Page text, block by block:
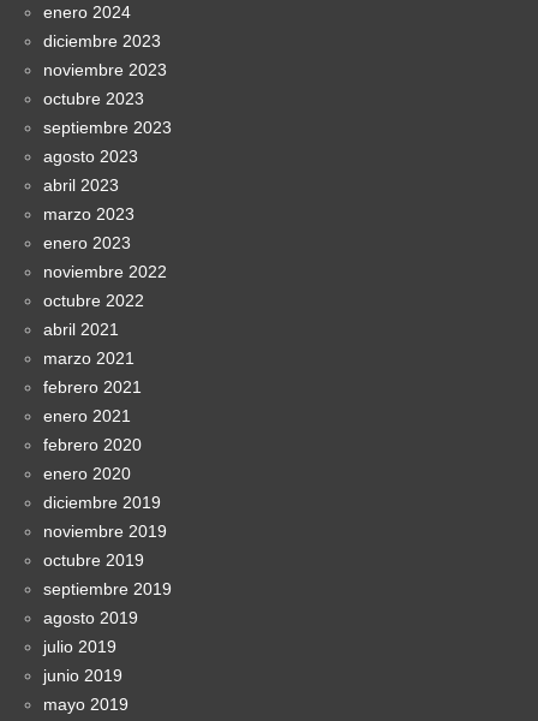
enero 2024
diciembre 2023
noviembre 2023
octubre 2023
septiembre 2023
agosto 2023
abril 2023
marzo 2023
enero 2023
noviembre 2022
octubre 2022
abril 2021
marzo 2021
febrero 2021
enero 2021
febrero 2020
enero 2020
diciembre 2019
noviembre 2019
octubre 2019
septiembre 2019
agosto 2019
julio 2019
junio 2019
mayo 2019